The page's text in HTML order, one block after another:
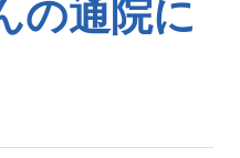
の通院に